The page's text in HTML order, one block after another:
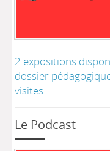
2 expositions
dossier
visites.
Le Podcast